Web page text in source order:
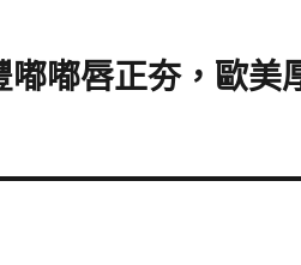
嘟嘟唇正夯，歐